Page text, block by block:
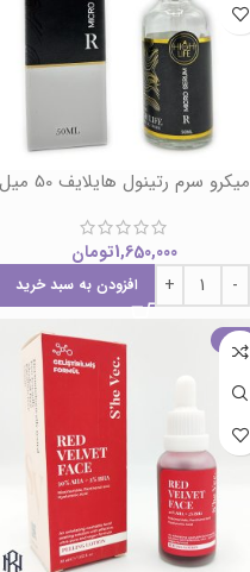
میکرو سرم رتینول هایلایف 50 میل
1,650,000تومان
افزودن به سبد خرید
حراج